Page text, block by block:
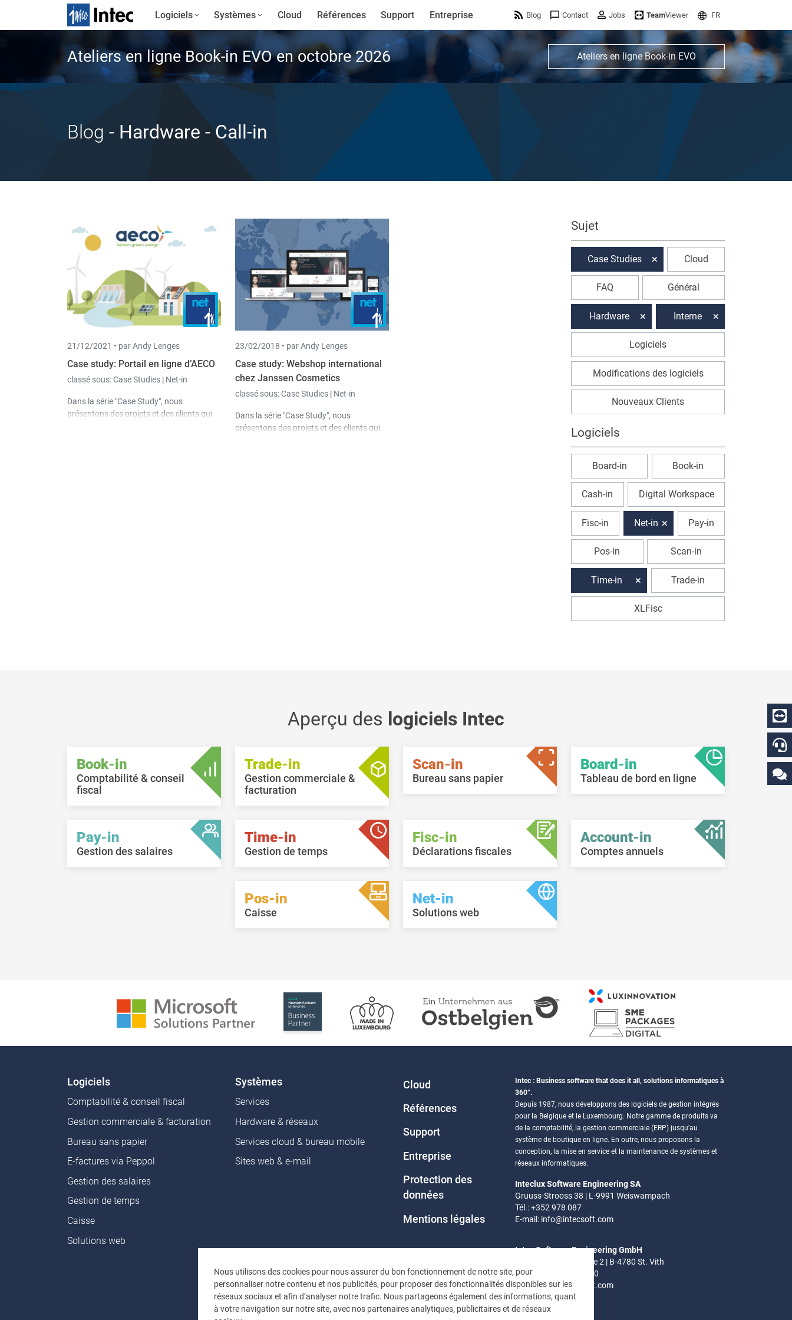
Nous utilisons des cookies pour nous assurer du bon fonctionnement de notre site, pour
personnaliser notre contenu et nos publicités, pour proposer des fonctionnalités disponibles sur les
réseaux sociaux et afin d’analyser notre trafic. Nous partageons également des informations, quant
à votre navigation sur notre site, avec nos partenaires analytiques, publicitaires et de réseaux
Logiciels Systèmes Cloud Références Support Entreprise Blog Contact Jobs TeamViewer FR
Ateliers en ligne Book-in EVO en octobre 2026 Ateliers en ligne Book-in EVO
Blog - Hardware - Call-in
21/12/2021 • par Andy Lenges
Case study: Portail en ligne d’AECO
classé sous:Case Studies | Net-in
Dans la série "Case Study", nous
présentons des projets et des clients qui
23/02/2018 • par Andy Lenges
Case study: Webshop international
chez Janssen Cosmetics
classé sous:Case Studies | Net-in
Dans la série "Case Study", nous
présentons des projets et des clients qui
Sujet
Case Studies Cloud
FAQ Général
Hardware Interne
Logiciels
Modifications des logiciels
Nouveaux Clients
Logiciels
Board-in Book-in
Cash-in Digital Workspace
Fisc-in Net-in Pay-in
Pos-in Scan-in
Time-in Trade-in
XLFisc
Aperçu des logiciels Intec
Book-in
Comptabilité & conseil
fiscal
Trade-in
Gestion commerciale &
facturation
Scan-in
Bureau sans papier
Board-in
Tableau de bord en ligne
Pay-in
Gestion des salaires
Time-in
Gestion de temps
Fisc-in
Déclarations fiscales
Account-in
Comptes annuels
Pos-in
Caisse
Net-in
Solutions web
Logiciels
Comptabilité & conseil fiscal
Gestion commerciale & facturation
Bureau sans papier
E-factures via Peppol
Gestion des salaires
Gestion de temps
Caisse
Solutions web
Systèmes
Services
Hardware & réseaux
Services cloud & bureau mobile
Sites web & e-mail
Cloud
Références
Support
Entreprise
Protection des
données
Mentions légales
Intec : Business software that does it all, solutions informatiques à
360°.
Depuis 1987, nous développons des logiciels de gestion intégrés
pour la Belgique et le Luxembourg. Notre gamme de produits va
de la comptabilité, la gestion commerciale (ERP) jusqu'au
système de boutique en ligne. En outre, nous proposons la
conception, la mise en service et la maintenance de systèmes et
réseaux informatiques.
Inteclux Software Engineering SA
Gruuss-Strooss 38 | L-9991 Weiswampach
Tél.: +352 978 087
E-mail: info@intecsoft.com
Intec Software Engineering GmbH
Eifel-Ardennen Strasse 2 | B-4780 St. Vith
Tél.: +32 (0)80 280 080
E-mail:info@intecsoft.com